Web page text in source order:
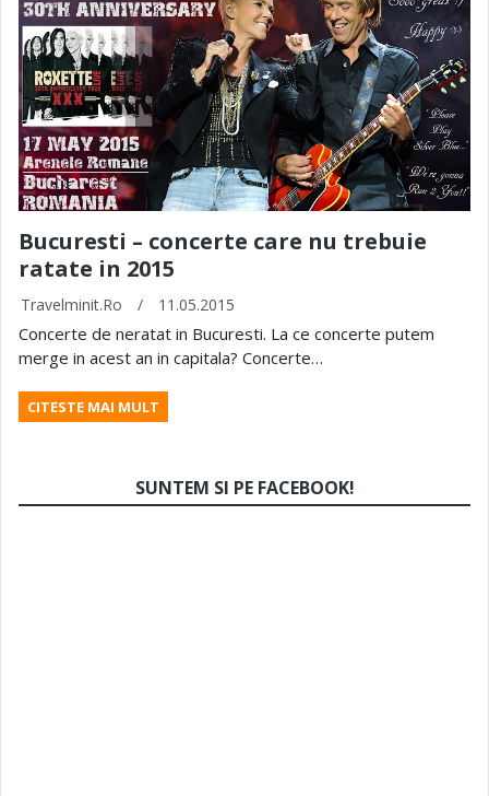
Bucuresti – concerte care nu trebuie
ratate in 2015
Travelminit.ro / 11.05.2015
Concerte de neratat in Bucuresti. La ce concerte putem
merge in acest an in capitala? Concerte…
CITESTE MAI MULT
SUNTEM SI PE FACEBOOK!